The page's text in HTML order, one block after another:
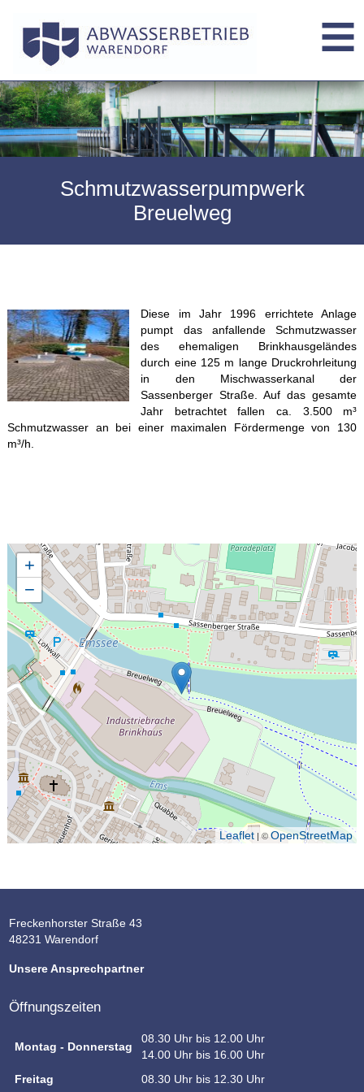
Schmutzwasserpumpwerk
Breuelweg
Diese im Jahr 1996 errichtete Anlage
pumpt das anfallende Schmutzwasser
des ehemaligen Brinkhausgeländes
durch eine 125 m lange Druckrohrleitung
in den Mischwasserkanal der
Sassenberger Straße. Auf das gesamte
Jahr betrachtet fallen ca. 3.500 m³
Schmutzwasser an bei einer maximalen Fördermenge von 130
m³/h.
+
−
Leaflet | ©OpenStreetMap
Freckenhorster Straße 43
48231 Warendorf
Unsere Ansprechpartner
Öffnungszeiten
Montag - Donnerstag
08.30 Uhr bis 12.00 Uhr
14.00 Uhr bis 16.00 Uhr
Freitag
08.30 Uhr bis 12.30 Uhr